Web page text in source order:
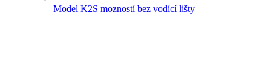
Model K2S mozností bez vodící lišty